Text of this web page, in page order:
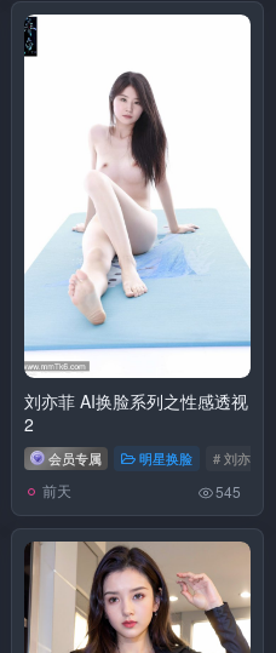
刘亦菲 AI换脸系列之性感透视
2
会员专属 明星换脸 # 刘亦菲
前天 545